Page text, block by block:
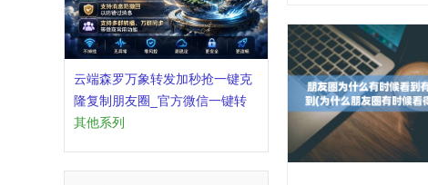
云端森罗万象转发加秒抢一键克
隆复制朋友圈_官方微信一键转
发
其他系列